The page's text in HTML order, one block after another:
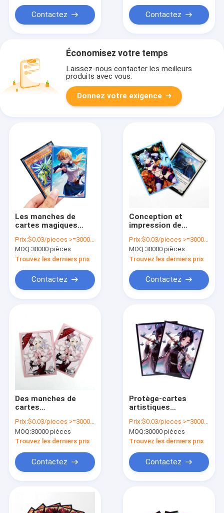
Produits
Contactez Contactez
Économisez votre temps
Laissez-nous contacter les meilleurs
produits avec vous.
Donnez votre exigence
Les manches de
cartes magiques
imprimées sur
mesure 66*91mm et
64*89mm, manches
de protection de
cartes de jeu.
Prix:$0.03/pieces >=30000 pieces
MOQ:30000 pièces
Trouvez les derniers prix
Contactez
Conception et
impression de
de jeu et d' anime,
Yugioh, MTG
Manches de cartes
de jeu avec des
effets laser et mat
Prix:$0.03/pieces >=30000 pieces
MOQ:30000 pièces
Trouvez les derniers prix
Contactez
Des manches de
cartes
× 91 mm pour la
collecte de magie
PokéMon et Yu-Gi-Oh
Impression
personnalisée
Prix:$0.03/pieces >=30000 pieces
MOQ:30000 pièces
Trouvez les derniers prix
Contactez
Protège-cartes
artistiques
pochettes de
protection
imprimées pour
style anime.
Prix:$0.03/pieces >=30000 pieces
MOQ:30000 pièces
Trouvez les derniers prix
Contactez